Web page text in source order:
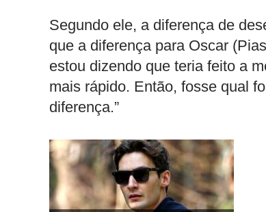
Segundo ele, a diferença de
que a diferença para Oscar
estou dizendo que teria feito a
mais rápido. Então, fosse qual
diferença.”